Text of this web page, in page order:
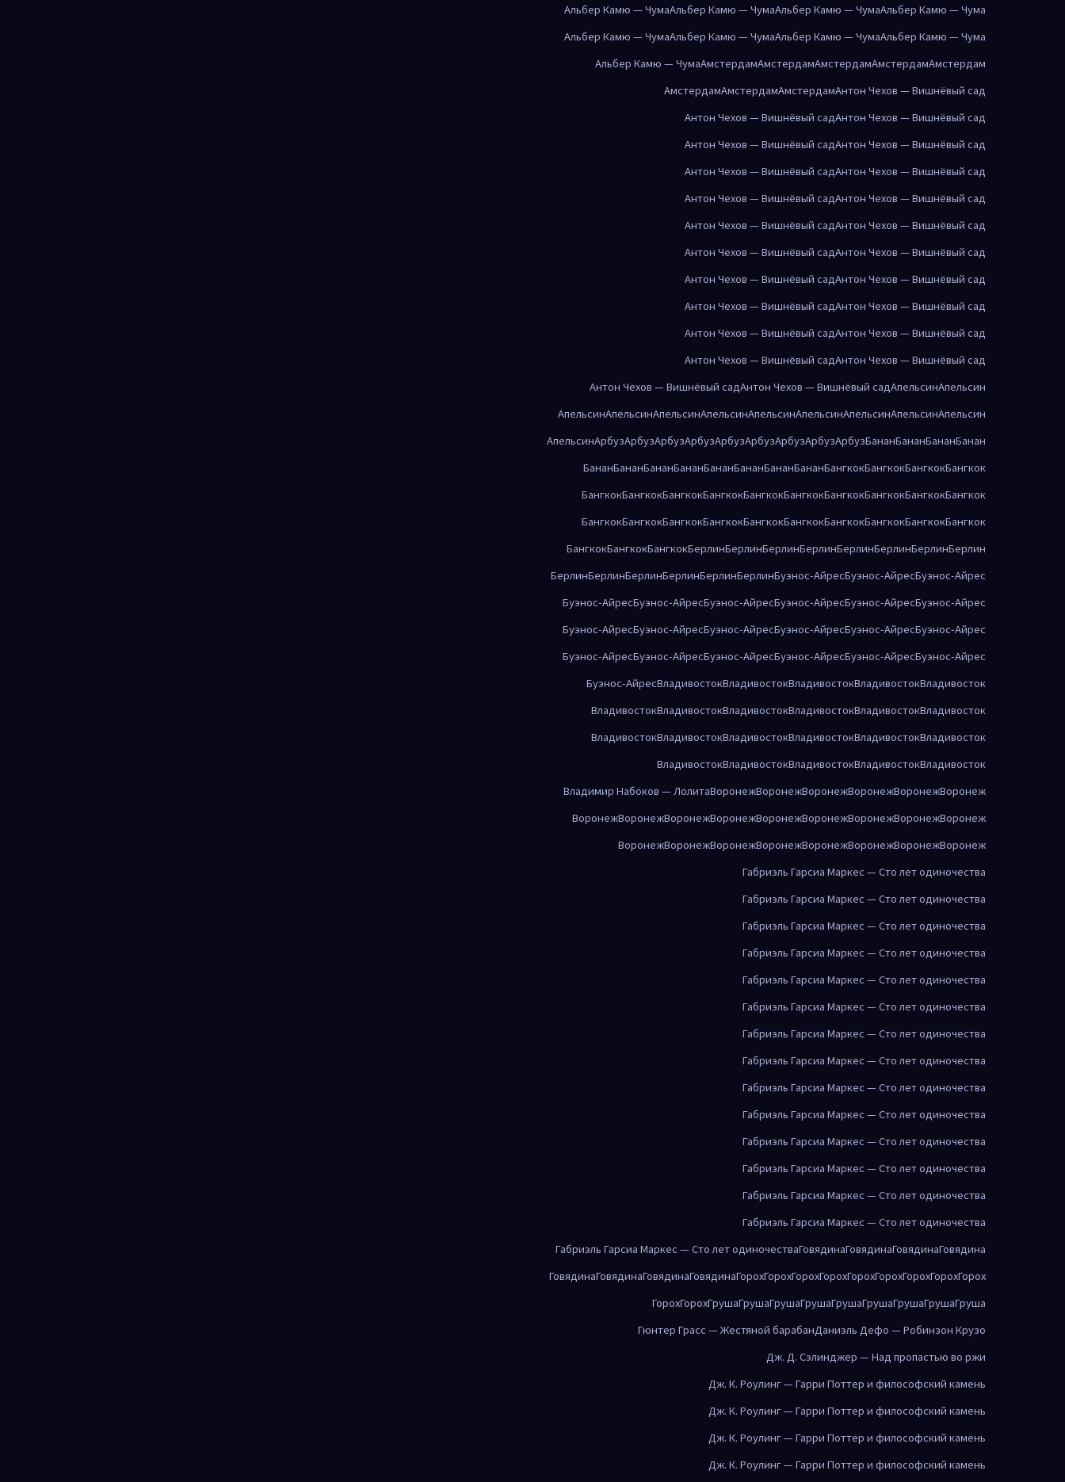
Альбер Камю — ЧумаАльбер Камю — ЧумаАльбер Камю — ЧумаАльбер Камю — Чума
Альбер Камю — ЧумаАльбер Камю — ЧумаАльбер Камю — ЧумаАльбер Камю — Чума
Альбер Камю — ЧумаАмстердамАмстердамАмстердамАмстердамАмстердам
АмстердамАмстердамАмстердамАнтон Чехов — Вишнёвый сад
Антон Чехов — Вишнёвый садАнтон Чехов — Вишнёвый сад
Антон Чехов — Вишнёвый садАнтон Чехов — Вишнёвый сад
Антон Чехов — Вишнёвый садАнтон Чехов — Вишнёвый сад
Антон Чехов — Вишнёвый садАнтон Чехов — Вишнёвый сад
Антон Чехов — Вишнёвый садАнтон Чехов — Вишнёвый сад
Антон Чехов — Вишнёвый садАнтон Чехов — Вишнёвый сад
Антон Чехов — Вишнёвый садАнтон Чехов — Вишнёвый сад
Антон Чехов — Вишнёвый садАнтон Чехов — Вишнёвый сад
Антон Чехов — Вишнёвый садАнтон Чехов — Вишнёвый сад
Антон Чехов — Вишнёвый садАнтон Чехов — Вишнёвый сад
Антон Чехов — Вишнёвый садАнтон Чехов — Вишнёвый садАпельсинАпельсин
АпельсинАпельсинАпельсинАпельсинАпельсинАпельсинАпельсинАпельсинАпельсин
АпельсинАрбузАрбузАрбузАрбузАрбузАрбузАрбузАрбузАрбузБананБананБананБанан
БананБананБананБананБананБананБананБананБангкокБангкокБангкокБангкок
БангкокБангкокБангкокБангкокБангкокБангкокБангкокБангкокБангкокБангкок
БангкокБангкокБангкокБангкокБангкокБангкокБангкокБангкокБангкокБангкок
БангкокБангкокБангкокБерлинБерлинБерлинБерлинБерлинБерлинБерлинБерлин
БерлинБерлинБерлинБерлинБерлинБерлинБуэнос-АйресБуэнос-АйресБуэнос-Айрес
Буэнос-АйресБуэнос-АйресБуэнос-АйресБуэнос-АйресБуэнос-АйресБуэнос-Айрес
Буэнос-АйресБуэнос-АйресБуэнос-АйресБуэнос-АйресБуэнос-АйресБуэнос-Айрес
Буэнос-АйресБуэнос-АйресБуэнос-АйресБуэнос-АйресБуэнос-АйресБуэнос-Айрес
Буэнос-АйресВладивостокВладивостокВладивостокВладивостокВладивосток
ВладивостокВладивостокВладивостокВладивостокВладивостокВладивосток
ВладивостокВладивостокВладивостокВладивостокВладивостокВладивосток
ВладивостокВладивостокВладивостокВладивостокВладивосток
Владимир Набоков — ЛолитаВоронежВоронежВоронежВоронежВоронежВоронеж
ВоронежВоронежВоронежВоронежВоронежВоронежВоронежВоронежВоронеж
ВоронежВоронежВоронежВоронежВоронежВоронежВоронежВоронеж
Габриэль Гарсиа Маркес — Сто лет одиночества
Габриэль Гарсиа Маркес — Сто лет одиночества
Габриэль Гарсиа Маркес — Сто лет одиночества
Габриэль Гарсиа Маркес — Сто лет одиночества
Габриэль Гарсиа Маркес — Сто лет одиночества
Габриэль Гарсиа Маркес — Сто лет одиночества
Габриэль Гарсиа Маркес — Сто лет одиночества
Габриэль Гарсиа Маркес — Сто лет одиночества
Габриэль Гарсиа Маркес — Сто лет одиночества
Габриэль Гарсиа Маркес — Сто лет одиночества
Габриэль Гарсиа Маркес — Сто лет одиночества
Габриэль Гарсиа Маркес — Сто лет одиночества
Габриэль Гарсиа Маркес — Сто лет одиночества
Габриэль Гарсиа Маркес — Сто лет одиночества
Габриэль Гарсиа Маркес — Сто лет одиночестваГовядинаГовядинаГовядинаГовядина
ГовядинаГовядинаГовядинаГовядинаГорохГорохГорохГорохГорохГорохГорохГорохГорох
ГорохГорохГрушаГрушаГрушаГрушаГрушаГрушаГрушаГрушаГруша
Гюнтер Грасс — Жестяной барабанДаниэль Дефо — Робинзон Крузо
Дж. Д. Сэлинджер — Над пропастью во ржи
Дж. К. Роулинг — Гарри Поттер и философский камень
Дж. К. Роулинг — Гарри Поттер и философский камень
Дж. К. Роулинг — Гарри Поттер и философский камень
Дж. К. Роулинг — Гарри Поттер и философский камень